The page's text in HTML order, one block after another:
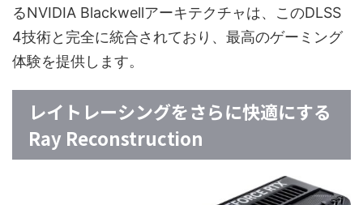
るNVIDIA Blackwellアーキテクチャは、このDLSS
4技術と完全に統合されており、最高のゲーミング
体験を提供します。
レイトレーシングをさらに快適にする
Ray Reconstruction